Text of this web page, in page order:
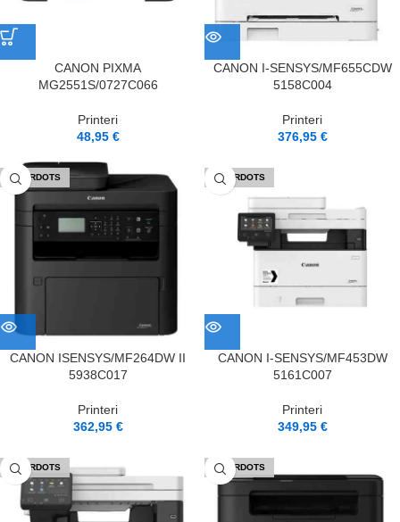
CANON PIXMA
MG2551S/0727C066
Printeri
48,95 €
CANON I-SENSYS/MF655CDW
5158C004
Printeri
376,95 €
IZPĀRDOTS
CANON ISENSYS/MF264DW II
5938C017
Printeri
362,95 €
IZPĀRDOTS
CANON I-SENSYS/MF453DW
5161C007
Printeri
349,95 €
IZPĀRDOTS IZPĀRDOTS